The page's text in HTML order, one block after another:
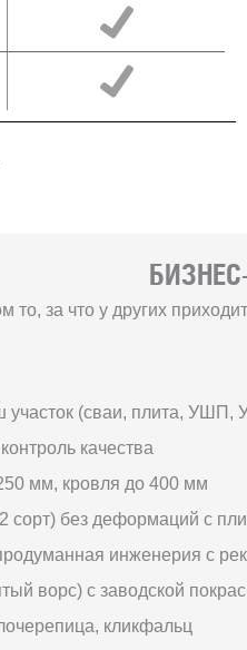
за что у других
участок (сваи, плита, УШП,
качества
мм, кровля до 400 мм
сорт) без деформаций с
инженерия с
ворс) с заводской
кликфальц